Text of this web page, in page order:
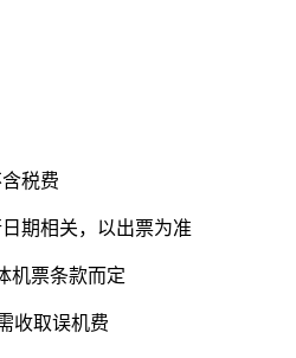
税费
期相关，以出票为准
机票条款而定
收取误机费